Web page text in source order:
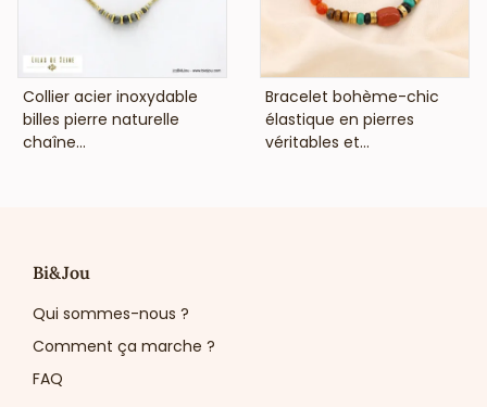
VOIR LE PRIX
Collier acier inoxydable
billes pierre naturelle
chaîne...
VOIR LE PRIX
Bracelet bohème-chic
élastique en pierres
véritables et...
Bi&Jou
Qui sommes-nous ?
Comment ça marche ?
FAQ